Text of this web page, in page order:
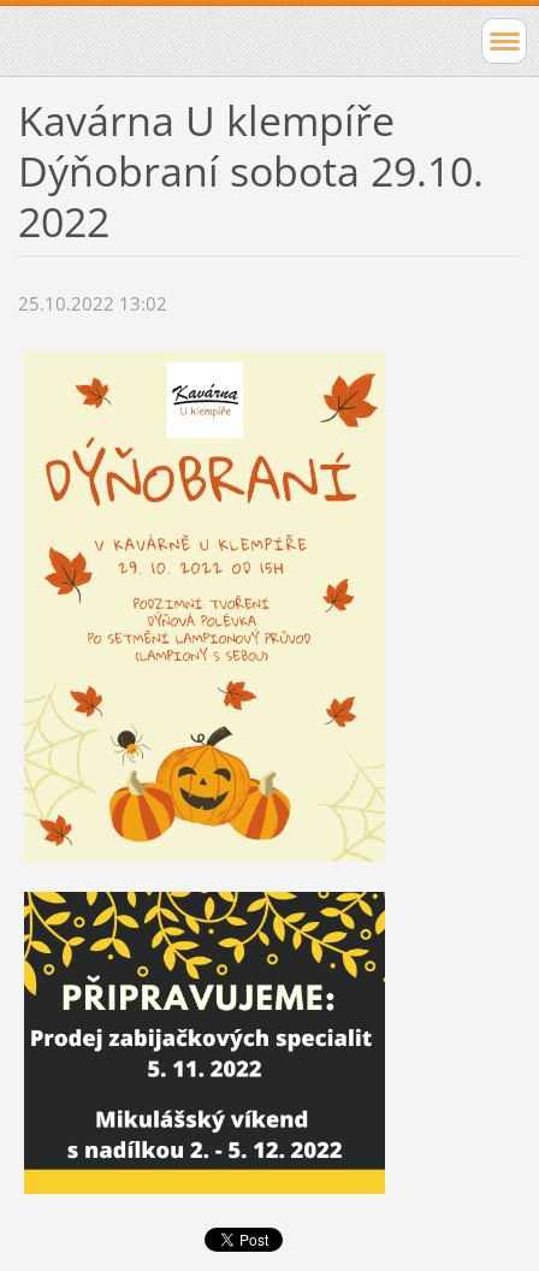
Kavárna U klempíře
Dýňobraní sobota 29.10.
2022
25.10.2022 13:02